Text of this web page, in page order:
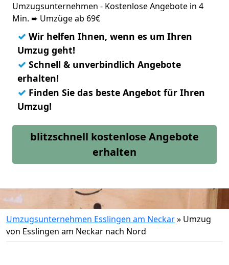
Umzugsunternehmen - Kostenlose Angebote in 4
Min. ➨ Umzüge ab 69€
✓ Wir helfen Ihnen, wenn es um Ihren
Umzug geht!
✓ Schnell & unverbindlich Angebote
erhalten!
✓ Finden Sie das beste Angebot für Ihren
Umzug!
blitzschnell kostenlose Angebote
erhalten
Umzugsunternehmen Esslingen am Neckar» Umzug
von Esslingen am Neckar nach Nord